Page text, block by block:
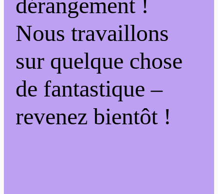
dérangement !
Nous travaillons
sur quelque chose
de fantastique –
revenez bientôt !